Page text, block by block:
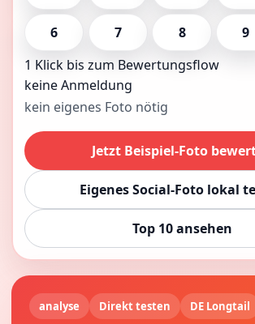
6 7 8 9
1 Klick bis zum Bewertungsflow
keine Anmeldung
kein eigenes Foto nötig
Jetzt Beispiel-Foto
Eigenes Social-Foto lokal
Top 10 ansehen
analyse Direkt testen DE Longtail